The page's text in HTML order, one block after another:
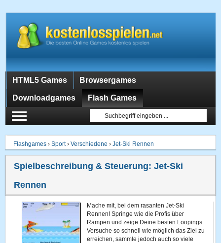
HTML5 Games Browsergames
Downloadgames Flash Games
Flashgames ›Sport›Verschiedene ›Jet-Ski Rennen
Spielbeschreibung & Steuerung:Jet-Ski
Rennen
Mache mit, bei dem rasanten Jet-Ski
Rennen! Springe wie die Profis über
Rampen und zeige Deine besten Loopings.
Versuche so schnell wie möglich das Ziel zu
erreichen, sammle jedoch auch so viele